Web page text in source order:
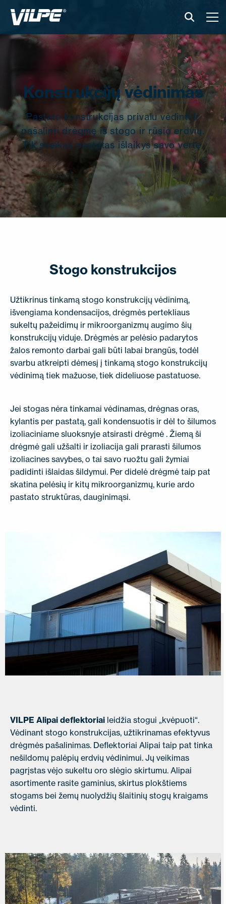
PRODUKTAI
SPRENDIMAI
ĮGYVENDINTI PROJEKTAI
MONTAVIMAS IR BROŠIŪROS
STRAIPSNIAI IR NAUJIENOS
APIE ĮMONĘ
Konstrukcijų vėdinimas
Pastato konstrukcijas privalu vėdinti ir
pašalinti drėgmę iš stogo ir rūsio erdvių.
Tik sveikas pastatas išlaikys savo vertę.
Stogo konstrukcijos
Užtikrinus tinkamą stogo konstrukcijų vėdinimą,
išvengiama kondensacijos, drėgmės pertekliaus
sukeltų pažeidimų ir mikroorganizmų augimo šių
konstrukcijų viduje. Drėgmės ar pelėsio padarytos
žalos remonto darbai gali būti labai brangūs, todėl
svarbu atkreipti dėmesį į tinkamą stogo konstrukcijų
vėdinimą tiek mažuose, tiek dideliuose pastatuose.
Jei stogas nėra tinkamai vėdinamas, drėgnas oras,
kylantis per pastatą, gali kondensuotis ir dėl to šilumos
izoliaciniame sluoksnyje atsirasti drėgmė . Žiemą ši
drėgmė gali užšalti ir izoliacija gali prarasti šilumos
izoliacines savybes, o tai savo ruožtu gali žymiai
padidinti išlaidas šildymui. Per didelė drėgmė taip pat
skatina pelėsių ir kitų mikroorganizmų, kurie ardo
pastato struktūras, dauginimąsi.
VILPE Alipai deflektoriai leidžia stogui „kvėpuoti“.
Vėdinant stogo konstrukcijas, užtikrinamas efektyvus
drėgmės pašalinimas. Deflektoriai Alipai taip pat tinka
nešildomų palėpių erdvių vėdinimui. Jų veikimas
pagrįstas vėjo sukeltu oro slėgio skirtumu. Alipai
asortimente rasite gaminius, skirtus plokštiems
stogams bei žemų nuolydžių šlaitinių stogų kraigams
vėdinti.